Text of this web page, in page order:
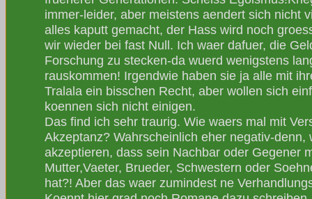
immer-leider, aber meistens aendert sich nicht
alles kaputt gemacht, der Hass wird noch
wir wieder bei fast Null. Ich waer dafuer, die
Forschung zu stecken-da wuerd wenigstens
rauskommen! Irgendwie haben sie ja alle mit
Tralala ein bisschen Recht, aber wollen sich
koennen sich nicht einigen.
Das find ich sehr traurig. Wie waers mal mit
Akzeptanz? Wahrscheinlich eher negativ-denn,
akzeptieren, dass sein Nachbar oder Gegener
Mutter,Vaeter, Brueder, Schwestern oder
hat?! Aber das waer zumindest ne